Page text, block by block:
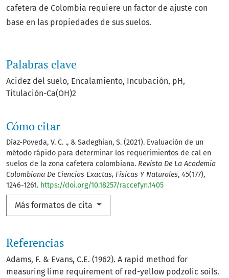
Palabras clave
Acidez del suelo Encalamiento Incubación pH
Titulación-Ca(OH)2
Cómo citar
Díaz-Poveda, V. C. ., & Sadeghian, S. (2021). Evaluación de un
método rápido para determinar los requerimientos de cal en
suelos de la zona cafetera colombiana. Revista De La Academia
Colombiana De Ciencias Exactas, Físicas Y Naturales, 45(177),
1246-1261. https://doi.org/10.18257/raccefyn.1405
Más formatos de cita
cafetera de Colombia requiere un factor de ajuste con
base en las propiedades de sus suelos.
Referencias
Adams, F. & Evans, C.E. (1962). A rapid method for
measuring lime requirement of red-yellow podzolic soils.